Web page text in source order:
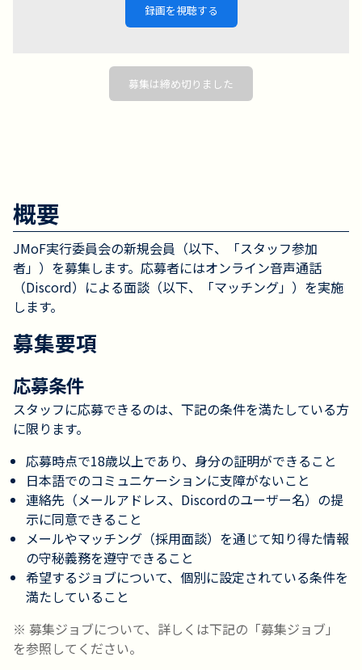
録画を視聴する
募集は締め切りました
概要
JMoF実行委員会の新規会員（以下、「スタッフ参加
者」）を募集します。応募者にはオンライン音声通話
（Discord）による面談（以下、「マッチング」）を実施
します。
募集要項
応募条件
スタッフに応募できるのは、下記の条件を満たしている方
に限ります。
応募時点で18歳以上であり、身分の証明ができること
日本語でのコミュニケーションに支障がないこと
連絡先（メールアドレス、Discordのユーザー名）の提
示に同意できること
メールやマッチング（採用面談）を通じて知り得た情報
の守秘義務を遵守できること
希望するジョブについて、個別に設定されている条件を
満たしていること
※ 募集ジョブについて、詳しくは下記の「募集ジョブ」
を参照してください。